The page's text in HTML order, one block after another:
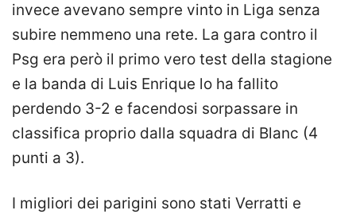
invece avevano sempre vinto in Liga senza
subire nemmeno una rete. La gara contro il
Psg era però il primo vero test della stagione
e la banda di Luis Enrique lo ha fallito
perdendo 3-2 e facendosi sorpassare in
classifica proprio dalla squadra di Blanc (4
punti a 3).
I migliori dei parigini sono stati Verratti e